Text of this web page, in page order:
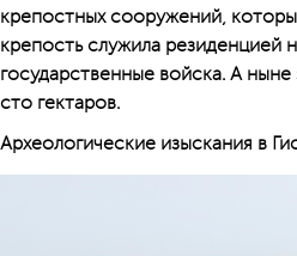
крепостных сооружений,
крепость служила резиденцией
государственные войска. А
сто гектаров.
Археологические изыскания в